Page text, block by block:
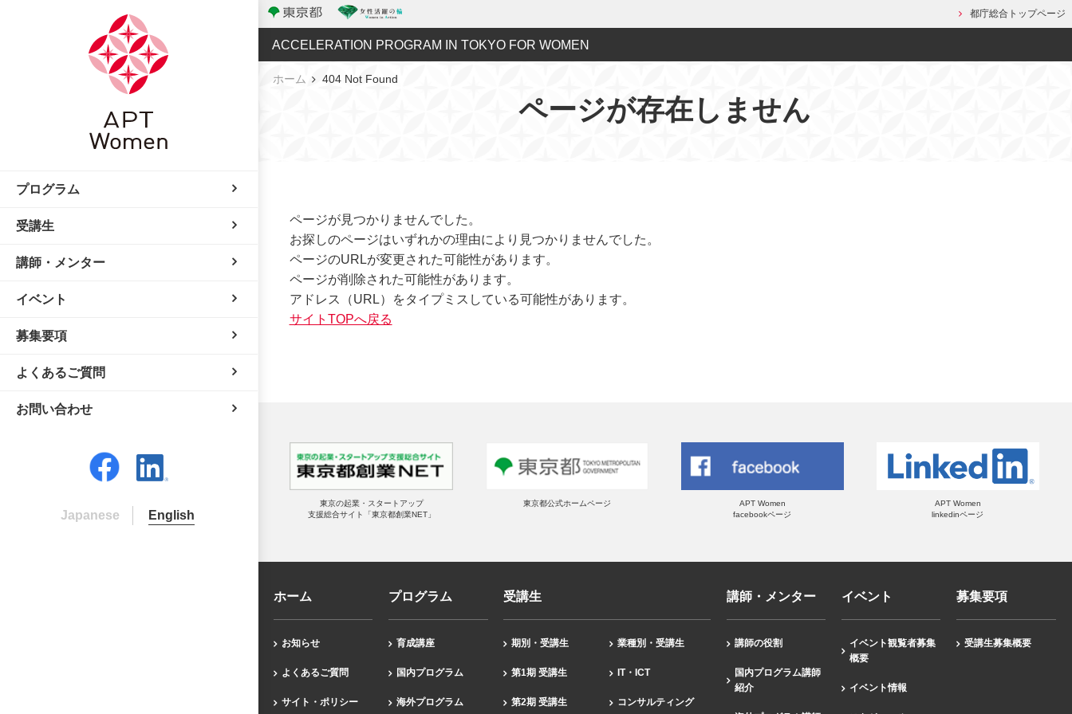
都庁総合トップページ
ACCELERATION PROGRAM IN TOKYO FOR WOMEN
ホーム 404 Not Found
ページが存在しません
ページが見つかりませんでした。
お探しのページはいずれかの理由により見つかりませんでした。
ページのURLが変更された可能性があります。
ページが削除された可能性があります。
アドレス（URL）をタイプミスしている可能性があります。
サイトTOPへ戻る
東京の起業・スタートアップ
支援総合サイト「東京都創業NET」
東京都公式ホームページ
APT Women
facebookページ
APT Women
linkedinページ
ホーム
お知らせ
よくあるご質問
サイト・ポリシー
プログラム
育成講座
国内プログラム
海外プログラム
受講生
期別・受講生
第1期 受講生
第2期 受講生
業種別・受講生
IT・ICT
コンサルティング
講師・メンター
講師の役割
国内プログラム講師
紹介
イベント
イベント観覧者募集
概要
イベント情報
募集要項
受講生募集概要
プログラム
受講生
講師・メンター
イベント
募集要項
よくあるご質問
お問い合わせ
Japanese English